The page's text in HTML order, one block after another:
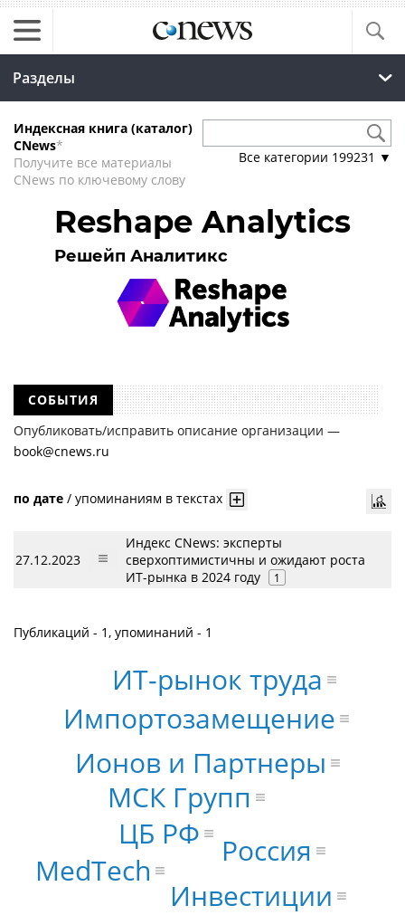
Разделы
Индексная книга (каталог)
CNews*
Получите все материалы
CNews по ключевому слову
Все категории 199231 ▼
Reshape Analytics
Решейп Аналитикс
СОБЫТИЯ
Опубликовать/исправить описание организации —
book@cnews.ru
по дате / упоминаниям в текстах
27.12.2023
Индекс CNews: эксперты
сверхоптимистичны и ожидают роста
ИТ-рынка в 2024 году
1
Публикаций - 1, упоминаний - 1
МСК Групп
Ионов и Партнеры
ЦБ РФ
MedTech
Импортозамещение
Россия
Инвестиции
ИТ-рынок труда